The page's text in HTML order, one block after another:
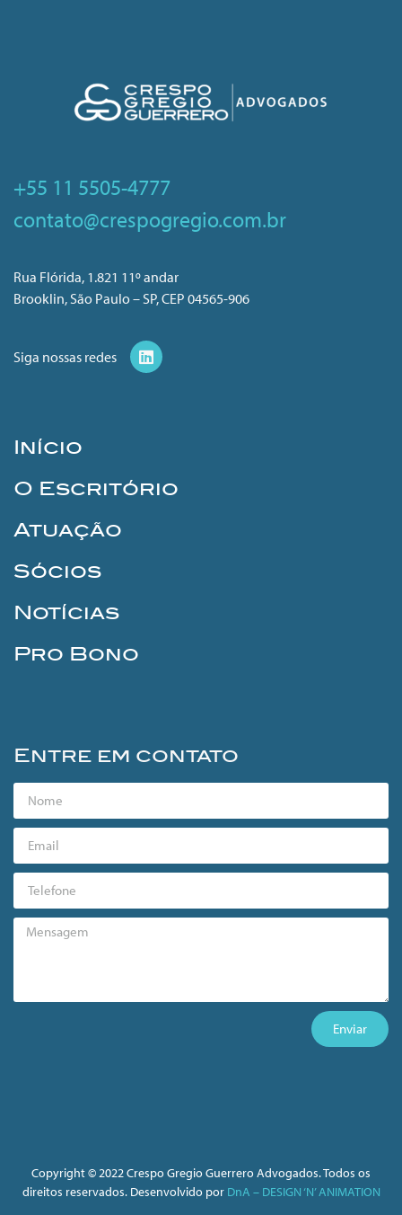
+55 11 5505-4777
contato@crespogregio.com.br
Rua Flórida, 1.821 11º andar
Brooklin, São Paulo – SP, CEP 04565-906
Siga nossas redes
Início
O Escritório
Atuação
Sócios
Notícias
Pro Bono
Entre em contato
Enviar
Copyright © 2022 Crespo Gregio Guerrero Advogados. Todos os
direitos reservados. Desenvolvido por DnA – DESIGN ‘N’ ANIMATION